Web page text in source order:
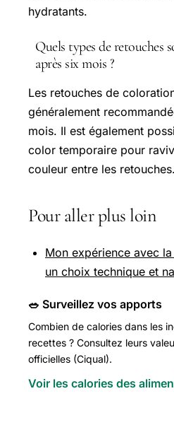
hydratants.
Quels types de retouches
après six mois ?
Les retouches de
généralement
mois. Il est également
color temporaire pour
couleur entre les retouches.
Pour aller plus loin
Mon expérience avec
un choix technique et
🥗 Surveillez vos apports
Combien de calories dans les
recettes ? Consultez leurs
officielles (Ciqual).
Voir les calories des